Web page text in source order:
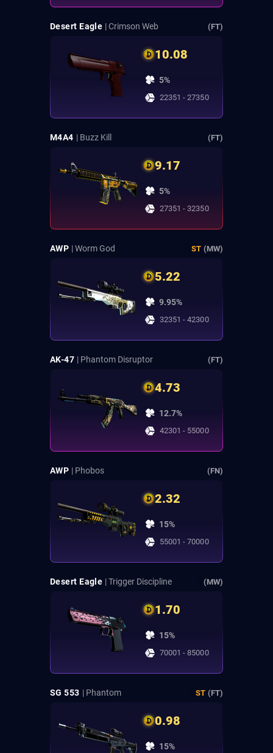
Desert Eagle | Crimson Web (FT)
10.08
5%
22351 - 27350
M4A4 | Buzz Kill (FT)
9.17
5%
27351 - 32350
AWP | Worm God ST (MW)
5.22
9.95%
32351 - 42300
AK-47 | Phantom Disruptor (FT)
4.73
12.7%
42301 - 55000
AWP | Phobos (FN)
2.32
15%
55001 - 70000
Desert Eagle | Trigger Discipline (MW)
1.70
15%
70001 - 85000
SG 553 | Phantom ST (FT)
0.98
15%